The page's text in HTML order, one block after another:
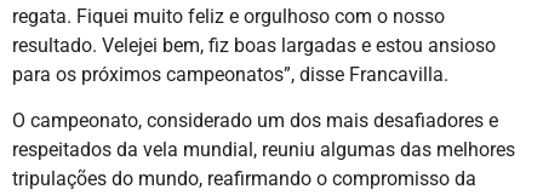
regata. Fiquei muito feliz e orgulhoso com o nosso
resultado. Velejei bem, fiz boas largadas e estou ansioso
para os próximos campeonatos”, disse Francavilla.
O campeonato, considerado um dos mais desafiadores e
respeitados da vela mundial, reuniu algumas das melhores
tripulações do mundo, reafirmando o compromisso da